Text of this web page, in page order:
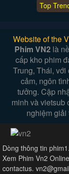
Top
Website of the
Phim VN2 là
cấp kho phim
Trung, Thái,
cảm, ngôn
tưởng. Cập
minh và vietsub
nghiệm giải
Dòng thông tin
Xem Phim Vn2 Online
contactus.